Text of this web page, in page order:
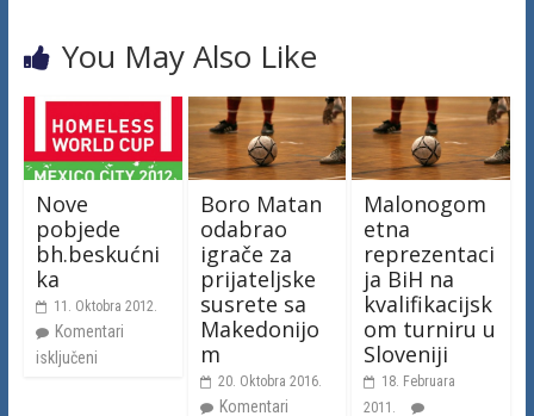
You May Also Like
Nove
pobjede
bh.beskućni
ka
11. Oktobra 2012.
Komentari
isključeni
Boro Matan
odabrao
igrače za
prijateljske
susrete sa
Makedonijo
m
20. Oktobra 2016.
Komentari
Malonogom
etna
reprezentaci
ja BiH na
kvalifikacijsk
om turniru u
Sloveniji
18. Februara
2011.